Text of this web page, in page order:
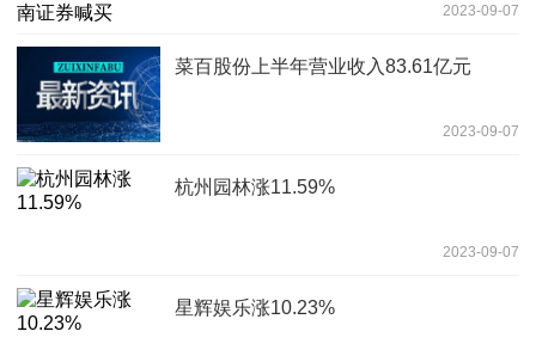
2023-09-07
菜百股份上半年营业收入83.61亿元
2023-09-07
杭州园林涨11.59%
2023-09-07
星辉娱乐涨10.23%